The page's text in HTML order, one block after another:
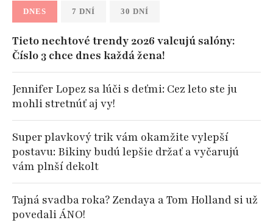
DNES 7 DNÍ 30 DNÍ
Tieto nechtové trendy 2026 valcujú salóny:
Číslo 3 chce dnes každá žena!
Jennifer Lopez sa lúči s deťmi: Cez leto ste ju
mohli stretnúť aj vy!
Super plavkový trik vám okamžite vylepší
postavu: Bikiny budú lepšie držať a vyčarujú
vám plnší dekolt
Tajná svadba roka? Zendaya a Tom Holland si už
povedali ÁNO!